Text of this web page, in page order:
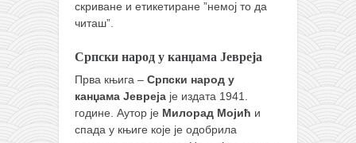
бесплатна е-књига
моја прича
моја прича
скриване и етикетиране ”немој то да
читаш”.
Српски народ у канџама Јевреја
Прва књига – Српски народ у
канџама Јевреја је издата 1941.
године. Аутор је Милорад Мојић и
спада у књиге које је одобрила